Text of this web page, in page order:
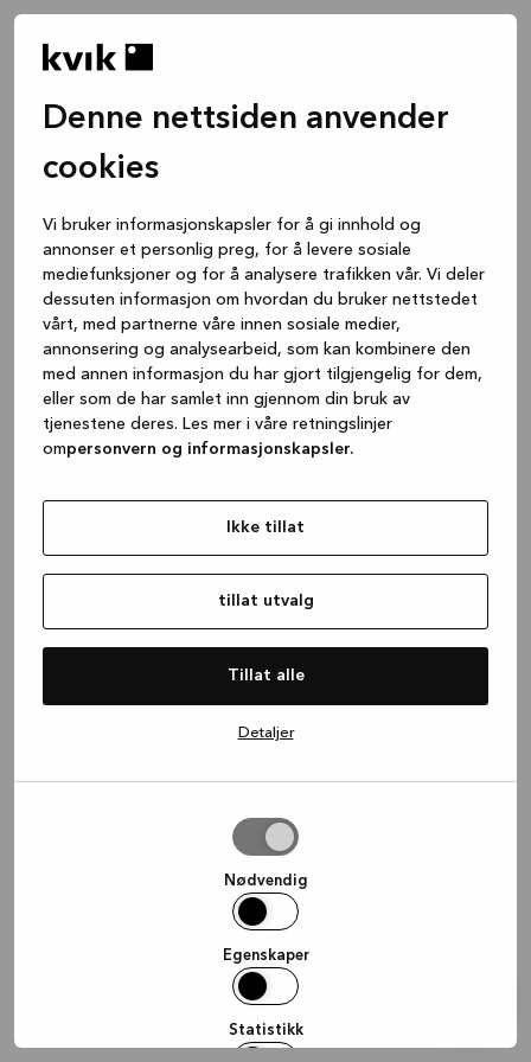
Denne nettsiden anvender
cookies
Vi bruker informasjonskapsler for å gi innhold og
annonser et personlig preg, for å levere sosiale
mediefunksjoner og for å analysere trafikken vår. Vi deler
dessuten informasjon om hvordan du bruker nettstedet
vårt, med partnerne våre innen sosiale medier,
annonsering og analysearbeid, som kan kombinere den
med annen informasjon du har gjort tilgjengelig for dem,
eller som de har samlet inn gjennom din bruk av
tjenestene deres. Les mer i våre retningslinjer
ompersonvern og informasjonskapsler.
Ikke tillat
tillat utvalg
Tillat alle
Detaljer
Nødvendig
Egenskaper
Statistikk
(see the browser console for more
information).